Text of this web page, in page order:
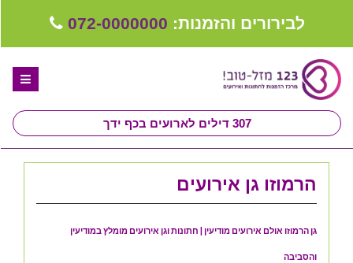
לבירורים והזמנות: 072-0000000
307 דילים לארועים בכף ידך
ספקים לחתונה מומלצים
טיפים לארגון ותכנון חתונה
הרמוזו גן אירועים
גן הרמוזו אולם אירועים מודיעין | חתונות וגן אירועים מומלץ במודיעין
והסביבה